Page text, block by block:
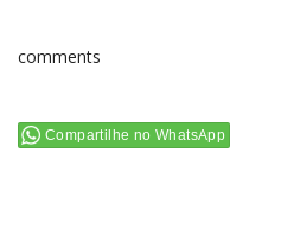
comments
Compartilhe no WhatsApp